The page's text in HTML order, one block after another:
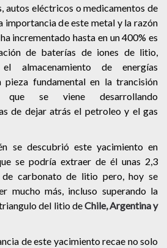
autos eléctricos o medicamentos de
importancia de este metal y la razón
incrementado hasta en un 400% es
de baterías de iones de litio,
almacenamiento de energías
pieza fundamental en la trancisión
que se viene desarrollando
de dejar atrás el petroleo y el gas
se descubrió este yacimiento en
se podría extraer de él unas 2,3
de carbonato de litio pero, hoy se
mucho más, incluso superando la
del litio deChile, Argentina y
de este yacimiento recae no solo